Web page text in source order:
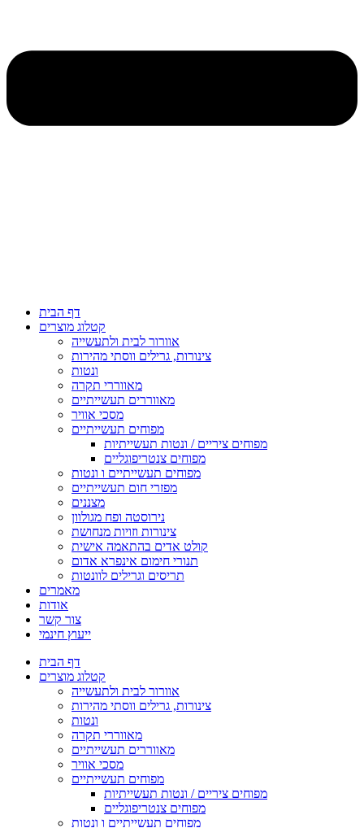
דף הבית
קטלוג מוצרים
אוורור לבית ולתעשייה
צינורות, גרילים ווסתי מהירות
ונטות
מאווררי תקרה
מאווררים תעשייתיים
מסכי אוויר
מפוחים תעשייתיים
מפוחים ציריים / ונטות תעשייתיות
מפוחים צנטריפוגליים
מפוחים תעשייתיים ו ונטות
מפזרי חום תעשייתיים
מצננים
נירוסטה ופח מגולוון
צינורות וזויות מנחושת
קולט אדים בהתאמה אישית
תנורי חימום אינפרא אדום
תריסים וגרילים לוונטות
מאמרים
אודות
צור קשר
ייעוץ חינמי
דף הבית
קטלוג מוצרים
אוורור לבית ולתעשייה
צינורות, גרילים ווסתי מהירות
ונטות
מאווררי תקרה
מאווררים תעשייתיים
מסכי אוויר
מפוחים תעשייתיים
מפוחים ציריים / ונטות תעשייתיות
מפוחים צנטריפוגליים
מפוחים תעשייתיים ו ונטות